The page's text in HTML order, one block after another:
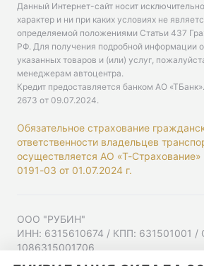
Данный Интернет-сайт носит
характер и ни при каких условиях не
определяемой положениями Статьи 437
РФ. Для получения подробной информации
указанных товаров и (или) услуг,
менеджерам автоцентра.
Кредит предоставляется банком АО «ТБанк».
2673 от 09.07.2024.
Обязательное страхование
ответственности владельцев
осуществляется АО «Т-
0191-03 от 01.07.2024 г.
ООО "РУБИН"
ИНН: 6315610674 / КПП: 631501001 /
1086315001706